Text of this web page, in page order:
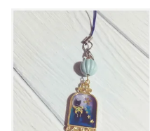
た。 森の奥で沢山のキノコ達
に囲まれてるイメージで完成さ
せた 他にはない一点かと思い
ます。 #販売中 #キーホルダー
#アクセサリー部 #ネイル
#minne #booth #creema
#Twitter #Instagram